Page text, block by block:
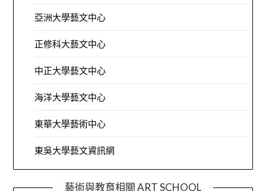
亞洲大學藝文中心
正修科大藝文中心
中正大學藝文中心
海洋大學藝文中心
東華大學藝術中心
東吳大學藝文資訊網
藝術與教育相關 ART SCHOOL